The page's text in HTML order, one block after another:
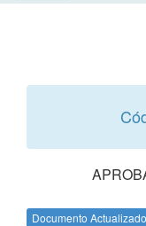
Documento Actualizado